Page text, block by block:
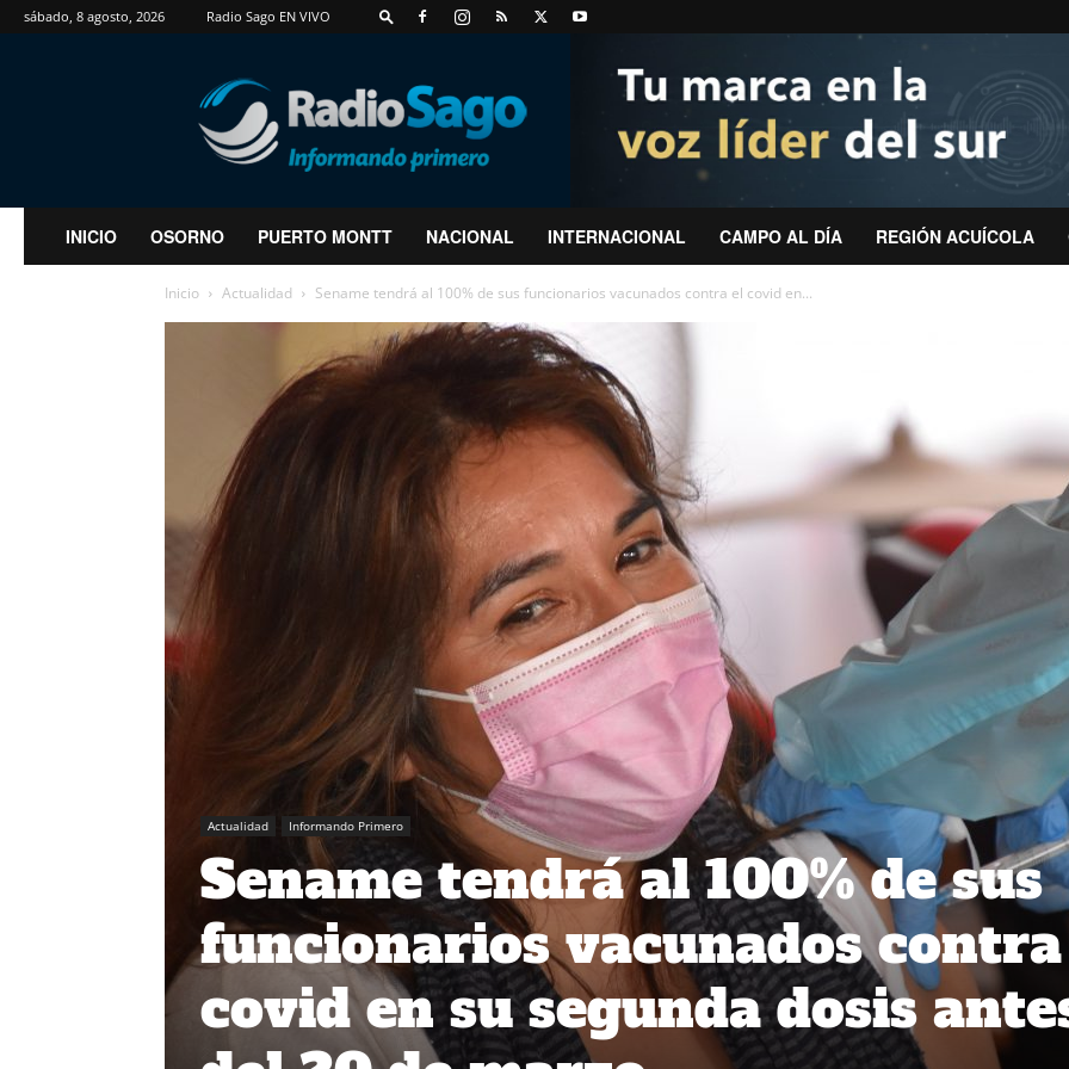
sábado, 8 agosto, 2026 Radio Sago EN VIVO
RadioSago
INICIO OSORNO PUERTO MONTT NACIONAL INTERNACIONAL CAMPO AL DÍA REGIÓN ACUÍCOLA
Inicio Actualidad Sename tendrá al 100% de sus funcionarios vacunados contra el covid en...
Actualidad Informando Primero
Sename tendrá al 100% de sus
funcionarios vacunados
covid en su segunda dosis